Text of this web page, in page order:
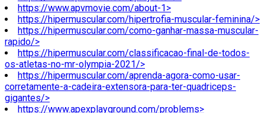
https://www.apvmovie.com/about-1>
https://hipermuscular.com/hipertrofia-muscular-feminina/>
https://hipermuscular.com/como-ganhar-massa-muscular-
rapido/>
https://hipermuscular.com/classificacao-final-de-todos-
os-atletas-no-mr-olympia-2021/>
https://hipermuscular.com/aprenda-agora-como-usar-
corretamente-a-cadeira-extensora-para-ter-quadriceps-
gigantes/>
https://www.apexplayground.com/problems>